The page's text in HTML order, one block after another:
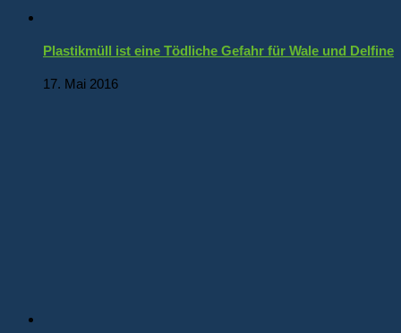
Plastikmüll ist eine Tödliche Gefahr für Wale und Delfine
17. Mai 2016